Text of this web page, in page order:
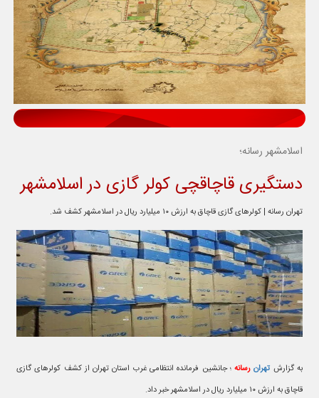
اسلامشهر رسانه؛
دستگیری قاچاقچی کولر گازی در اسلامشهر
تهران رسانه | کولرهای گازی قاچاق به ارزش ۱۰ میلیارد ریال در اسلامشهر کشف شد.
به گزارش تهران رسانه ؛ جانشین فرمانده انتظامی غرب استان تهران از کشف کولرهای گازی
قاچاق به ارزش ۱۰ میلیارد ریال در اسلامشهر خبر داد.